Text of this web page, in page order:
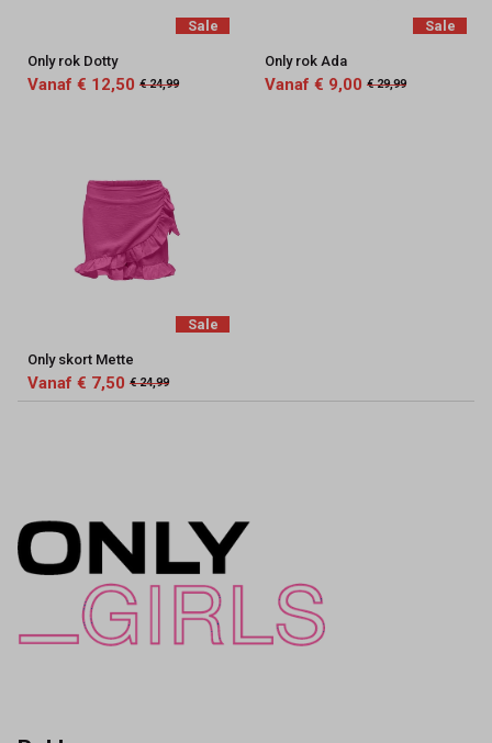
Sale
Only rok Dotty
Vanaf € 12,50 € 24,99
Sale
Only rok Ada
Vanaf € 9,00 € 29,99
Sale
Only skort Mette
Vanaf € 7,50 € 24,99